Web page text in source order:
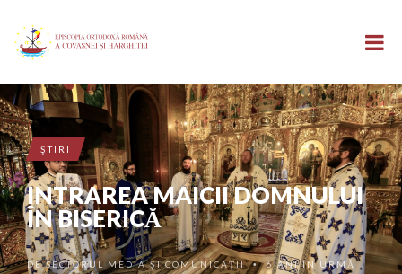
ŞTIRI
INTRAREA MAICII DOMNULUI
ÎN BISERICĂ
DESECTORUL MEDIA ȘI COMUNICAȚII •6 ANI ÎN URMĂ